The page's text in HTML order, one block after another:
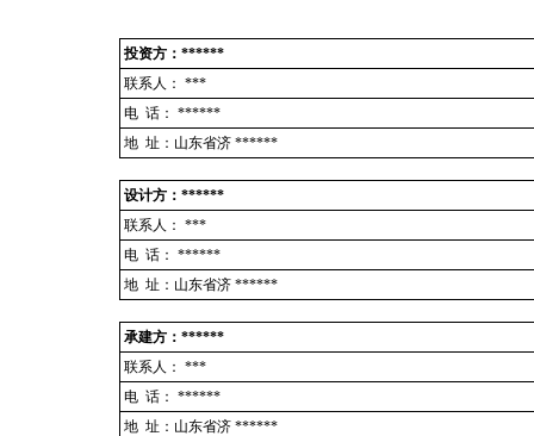
投资方：******
联系人： ***
电 话： ******
地 址：山东省济 ******
设计方：******
联系人： ***
电 话： ******
地 址：山东省济 ******
承建方：******
联系人： ***
电 话： ******
地 址：山东省济 ******